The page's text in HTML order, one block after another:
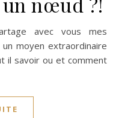
moyen extraordinaire
il savoir ou et comment